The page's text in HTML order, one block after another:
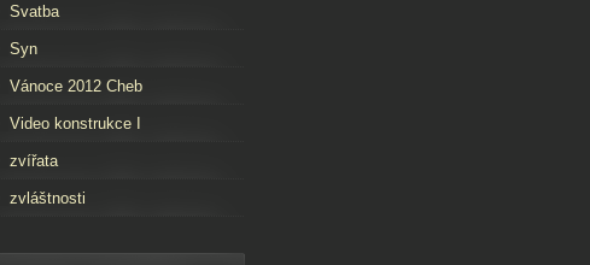
Svatba
Syn
Vánoce 2012 Cheb
Video konstrukce I
zvířata
zvláštnosti